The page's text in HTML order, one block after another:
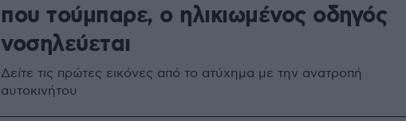
που τούμπαρε, ο ηλικιωμένος οδηγός
νοσηλεύεται
Δείτε τις πρώτες εικόνες από το ατύχημα με την ανατροπή
αυτοκινήτου